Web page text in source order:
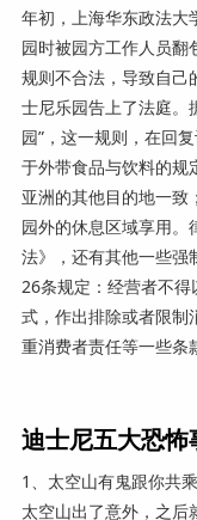
年初，上海华东政法大
园时被园方工作人员翻
规则不合法，导致自己
士尼乐园告上了法庭。
园”，这一规则，在回
于外带食品与饮料的规
亚洲的其他目的地一致
园外的休息区域享用。
法》，还有其他一些强
26条规定：经营者不
式，作出排除或者限制
重消费者责任等一些条
迪士尼五大恐
1、太空山有鬼跟你共
太空山出了意外，之后